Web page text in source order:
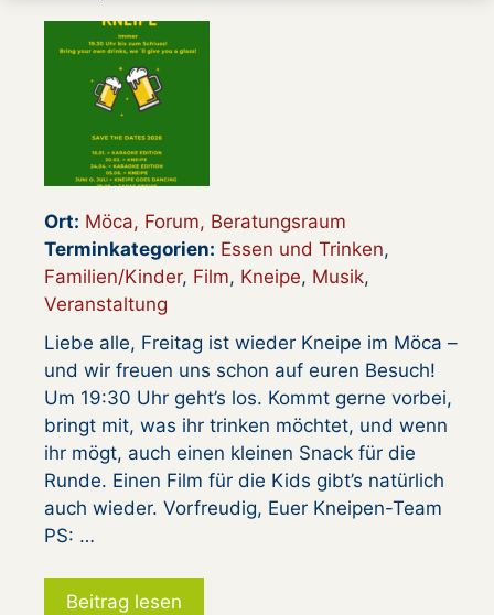
Ort: Möca, Forum, Beratungsraum
Terminkategorien: Essen und Trinken,
Familien/Kinder, Film, Kneipe, Musik,
Veranstaltung
Liebe alle, Freitag ist wieder Kneipe im Möca –
und wir freuen uns schon auf euren Besuch!
Um 19:30 Uhr geht’s los. Kommt gerne vorbei,
bringt mit, was ihr trinken möchtet, und wenn
ihr mögt, auch einen kleinen Snack für die
Runde. Einen Film für die Kids gibt’s natürlich
auch wieder. Vorfreudig, Euer Kneipen-Team
PS: …
Beitrag lesen